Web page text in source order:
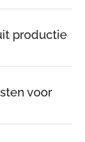
productie
voor